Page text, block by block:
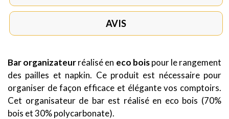
AVIS
Bar organizateurréalisé en eco boispour le rangement
des pailles et napkin. Ce produit est nécessaire pour
organiser de façon efficace et élégante vos comptoirs.
Cet organisateur de bar est réalisé en eco bois (70%
bois et 30% polycarbonate).